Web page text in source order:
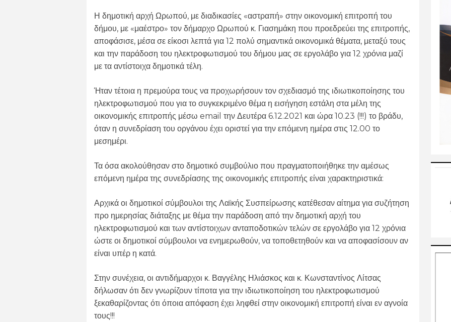
Η δημοτική αρχή Ωρωπού, με διαδικασίες «αστραπή» στην οικονομική επιτροπή του
δήμου, με «μαέστρο» τον δήμαρχο Ωρωπού κ. Γιασημάκη που προεδρεύει της επιτροπής,
αποφάσισε, μέσα σε είκοσι λεπτά για 12 πολύ σημαντικά οικονομικά θέματα, μεταξύ τους
και την παράδοση του ηλεκτροφωτισμού του δήμου μας σε εργολάβο για 12 χρόνια μαζί
με τα αντίστοιχα δημοτικά τέλη.
Ήταν τέτοια η πρεμούρα τους να προχωρήσουν τον σχεδιασμό της ιδιωτικοποίησης του
ηλεκτροφωτισμού που για το συγκεκριμένο θέμα η εισήγηση εστάλη στα μέλη της
οικονομικής επιτροπής μέσω email την Δευτέρα 6.12.2021 και ώρα 10.23 (!!!) το βράδυ,
όταν η συνεδρίαση του οργάνου έχει οριστεί για την επόμενη ημέρα στις 12.00 το
μεσημέρι.
Τα όσα ακολούθησαν στο δημοτικό συμβούλιο που πραγματοποιήθηκε την αμέσως
επόμενη ημέρα της συνεδρίασης της οικονομικής επιτροπής είναι χαρακτηριστικά:
Αρχικά οι δημοτικοί σύμβουλοι της Λαϊκής Συσπείρωσης κατέθεσαν αίτημα για συζήτηση
προ ημερησίας διάταξης με θέμα την παράδοση από την δημοτική αρχή του
ηλεκτροφωτισμού και των αντίστοιχων ανταποδοτικών τελών σε εργολάβο για 12 χρόνια
ώστε οι δημοτικοί σύμβουλοι να ενημερωθούν, να τοποθετηθούν και να αποφασίσουν αν
είναι υπέρ η κατά.
Στην συνέχεια, οι αντιδήμαρχοι κ. Βαγγέλης Ηλιάσκος και κ. Κωνσταντίνος Λίτσας
δήλωσαν ότι δεν γνωρίζουν τίποτα για την ιδιωτικοποίηση του ηλεκτροφωτισμού
ξεκαθαρίζοντας ότι όποια απόφαση έχει ληφθεί στην οικονομική επιτροπή είναι εν αγνοία
τους!!!